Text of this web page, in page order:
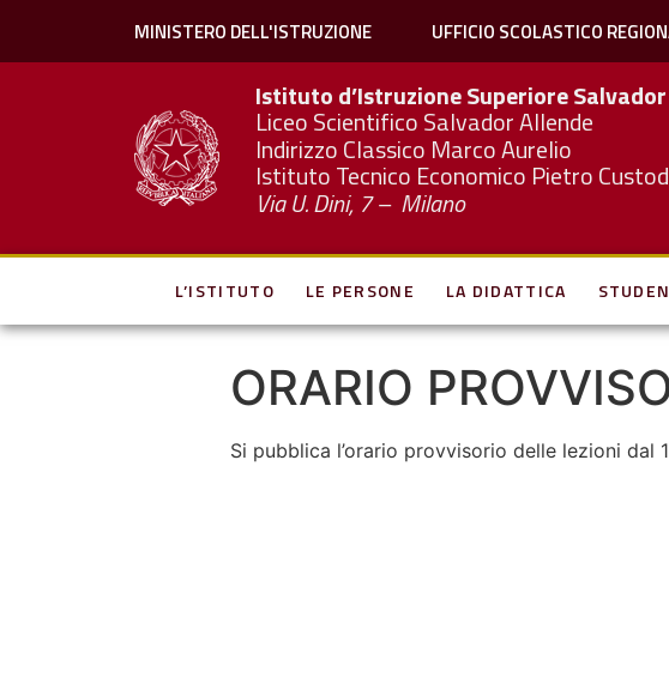
MINISTERO DELL'ISTRUZIONE UFFICIO SCOLASTICO
Istituto d’Istruzione Superiore
Liceo Scientifico Salvador Allende
Indirizzo Classico Marco Aurelio
Istituto Tecnico Economico Pietro
Via U. Dini, 7 – Milano
L’ISTITUTO LE PERSONE LA DIDATTICA
ORARIO
Si pubblica l’orario provvisorio delle lezioni dal